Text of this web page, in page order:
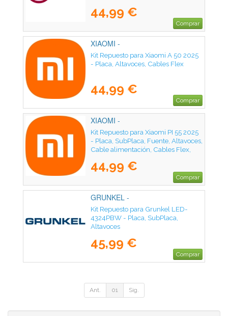
44,99 €
Comprar
XIAOMI -
Kit Repuesto para Xiaomi A 50 2025
- Placa, Altavoces, Cables Flex
44,99 €
Comprar
XIAOMI -
Kit Repuesto para Xiaomi PI 55 2025
- Placa, SubPlaca, Fuente, Altavoces,
Cable alimentación, Cables Flex,
44,99 €
Comprar
GRUNKEL -
Kit Repuesto para Grunkel LED-
4324PBW - Placa, SubPlaca,
Altavoces
45,99 €
Comprar
Ant. 01 Sig.